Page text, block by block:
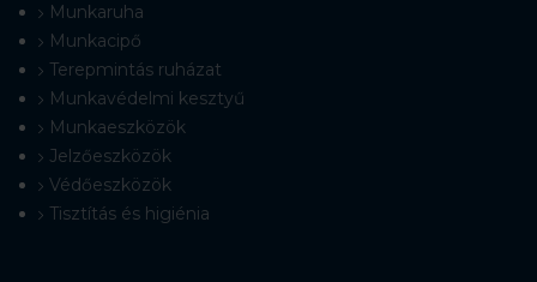
Munkaruha
Munkacipő
Terepmintás ruházat
Munkavédelmi kesztyű
Munkaeszközök
Jelzőeszközök
Védőeszközök
Tisztítás és higiénia